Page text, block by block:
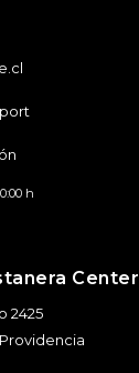
h
Center
2425